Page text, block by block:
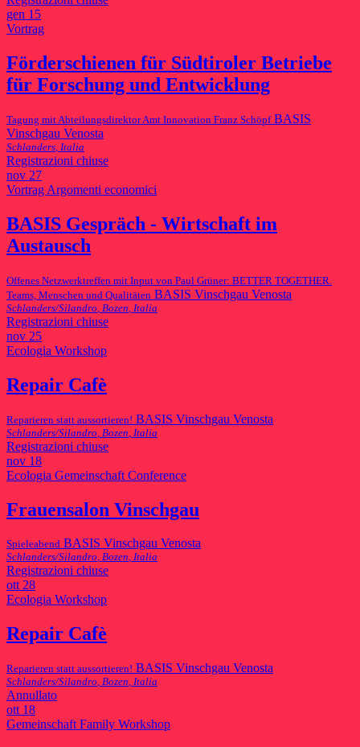
gen 15
Vortrag
Förderschienen für Südtiroler Betriebe
für Forschung und Entwicklung
Tagung mit Abteilungsdirektor Amt Innovation Franz Schöpf BASIS
Vinschgau Venosta
Schlanders, Italia
Registrazioni chiuse
nov 27
Vortrag Argomenti economici
BASIS Gespräch - Wirtschaft im
Austausch
Offenes Netzwerktreffen mit Input von Paul Grüner: BETTER TOGETHER.
Teams, Menschen und Qualitäten BASIS Vinschgau Venosta
Schlanders/Silandro Bozen Italia
Registrazioni chiuse
nov 25
Ecologia Workshop
Repair Cafè
Reparieren statt aussortieren! BASIS Vinschgau Venosta
Schlanders/Silandro Bozen Italia
Registrazioni chiuse
nov 18
Ecologia Gemeinschaft Conference
Frauensalon Vinschgau
Spieleabend BASIS Vinschgau Venosta
Schlanders/Silandro, Bozen, Italia
Registrazioni chiuse
ott 28
Ecologia Workshop
Repair Cafè
Reparieren statt aussortieren! BASIS Vinschgau Venosta
Schlanders/Silandro, Bozen, Italia
Annullato
ott 18
Gemeinschaft Family Workshop